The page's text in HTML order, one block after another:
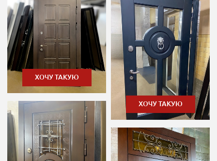
ХОЧУ ТАКУЮ
ХОЧУ ТАКУЮ